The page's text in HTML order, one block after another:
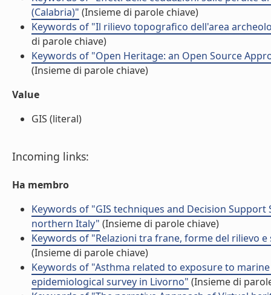
(Calabria)" (Insieme di parole chiave)
Keywords of "Il rilievo topografico dell'area
di parole chiave)
Keywords of "Open Heritage: an Open Source
(Insieme di parole chiave)
Value
GIS (literal)
Incoming links:
Ha membro
Keywords of "GIS techniques and Decision
northern Italy" (Insieme di parole chiave)
Keywords of "Relazioni tra frane, forme del rilievo
(Insieme di parole chiave)
Keywords of "Asthma related to exposure to
epidemiological survey in Livorno" (Insieme di